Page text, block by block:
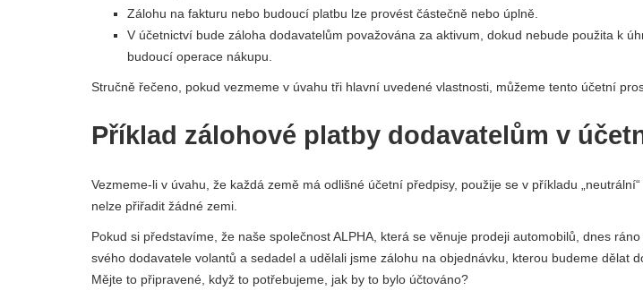
Zálohu na fakturu nebo budoucí platbu lze provést částečně nebo úplně.
V účetnictví bude záloha dodavatelům považována za aktivum, dokud nebude použita k
budoucí operace nákupu.
Stručně řečeno, pokud vezmeme v úvahu tři hlavní uvedené vlastnosti, můžeme tento účetní
Příklad zálohové platby dodavatelům v
Vezmeme-li v úvahu, že každá země má odlišné účetní předpisy, použije se v příkladu
nelze přiřadit žádné zemi.
Pokud si představíme, že naše společnost ALPHA, která se věnuje prodeji automobilů, dnes
svého dodavatele volantů a sedadel a udělali jsme zálohu na objednávku, kterou budeme dělat
Mějte to připravené, když to potřebujeme, jak by to bylo účtováno?